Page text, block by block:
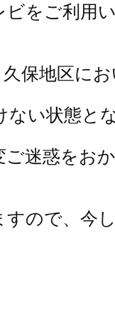
ビをご利用
保地区に
ない状態と
ご迷惑をお
ので、今